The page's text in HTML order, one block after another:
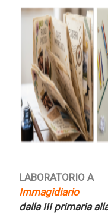
LABORATORIO A
Immagidiario
dalla III primaria